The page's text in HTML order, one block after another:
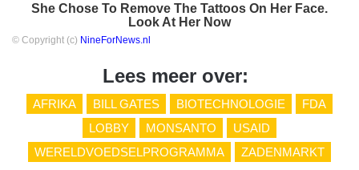
She Chose To Remove The Tattoos On Her Face.
Look At Her Now
© Copyright (c) NineForNews.nl
Lees meer over:
AFRIKA BILL GATES BIOTECHNOLOGIE
FDA
LOBBY
MONSANTO
USAID
WERELDVOEDSELPROGRAMMA
ZADENMARKT